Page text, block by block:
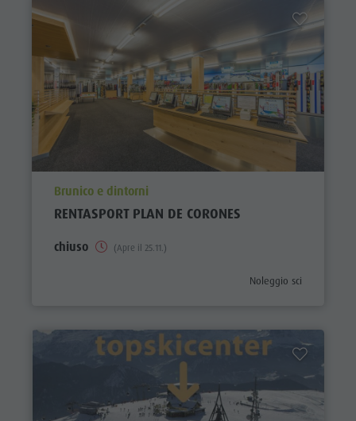
aria.poi_location_prefix
Brunico e dintorni
RENTASPORT PLAN DE CORONES
chiuso (Apre il 25.11.)
aria.poi_category_prefix
Noleggio sci